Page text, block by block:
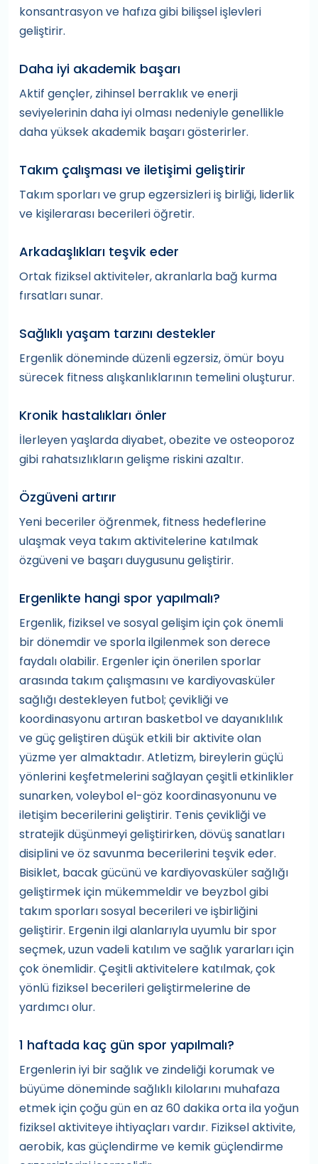
konsantrasyon ve hafıza gibi bilişsel işlevleri
geliştirir.
Daha iyi akademik başarı
Aktif gençler, zihinsel berraklık ve enerji
seviyelerinin daha iyi olması nedeniyle genellikle
daha yüksek akademik başarı gösterirler.
Takım çalışması ve iletişimi geliştirir
Takım sporları ve grup egzersizleri iş birliği, liderlik
ve kişilerarası becerileri öğretir.
Arkadaşlıkları teşvik eder
Ortak fiziksel aktiviteler, akranlarla bağ kurma
fırsatları sunar.
Sağlıklı yaşam tarzını destekler
Ergenlik döneminde düzenli egzersiz, ömür boyu
sürecek fitness alışkanlıklarının temelini oluşturur.
Kronik hastalıkları önler
İlerleyen yaşlarda diyabet, obezite ve osteoporoz
gibi rahatsızlıkların gelişme riskini azaltır.
Özgüveni artırır
Yeni beceriler öğrenmek, fitness hedeflerine
ulaşmak veya takım aktivitelerine katılmak
özgüveni ve başarı duygusunu geliştirir.
Ergenlikte hangi spor yapılmalı?
Ergenlik, fiziksel ve sosyal gelişim için çok önemli
bir dönemdir ve sporla ilgilenmek son derece
faydalı olabilir. Ergenler için önerilen sporlar
arasında takım çalışmasını ve kardiyovasküler
sağlığı destekleyen futbol; çevikliği ve
koordinasyonu artıran basketbol ve dayanıklılık
ve güç geliştiren düşük etkili bir aktivite olan
yüzme yer almaktadır. Atletizm, bireylerin güçlü
yönlerini keşfetmelerini sağlayan çeşitli etkinlikler
sunarken, voleybol el-göz koordinasyonunu ve
iletişim becerilerini geliştirir. Tenis çevikliği ve
stratejik düşünmeyi geliştirirken, dövüş sanatları
disiplini ve öz savunma becerilerini teşvik eder.
Bisiklet, bacak gücünü ve kardiyovasküler sağlığı
geliştirmek için mükemmeldir ve beyzbol gibi
takım sporları sosyal becerileri ve işbirliğini
geliştirir. Ergenin ilgi alanlarıyla uyumlu bir spor
seçmek, uzun vadeli katılım ve sağlık yararları için
çok önemlidir. Çeşitli aktivitelere katılmak, çok
yönlü fiziksel becerileri geliştirmelerine de
yardımcı olur.
1 haftada kaç gün spor yapılmalı?
Ergenlerin iyi bir sağlık ve zindeliği korumak ve
büyüme döneminde sağlıklı kilolarını muhafaza
etmek için çoğu gün en az 60 dakika orta ila yoğun
fiziksel aktiviteye ihtiyaçları vardır. Fiziksel aktivite,
aerobik, kas güçlendirme ve kemik güçlendirme